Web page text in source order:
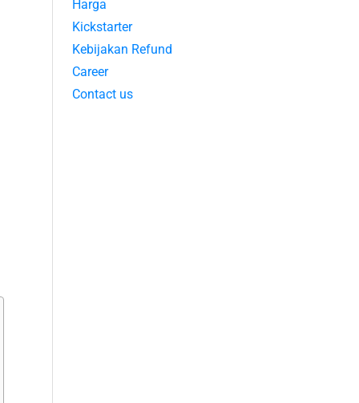
Harga
Kickstarter
Kebijakan Refund
Career
Contact us